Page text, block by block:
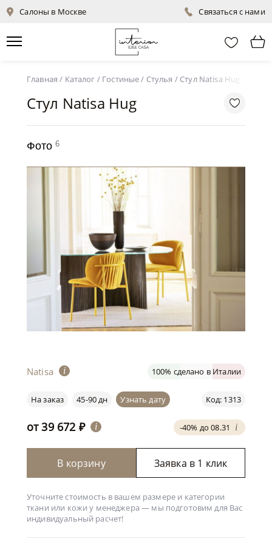
Салоны в Москве Связаться с нами
Главная / Каталог / Гостиные/ Стулья / Стул Natisa Hug
Стул Natisa Hug
Фото 6
Natisa i 100% сделано в Италии
Код: 1313
На заказ 45-90 дн Узнать дату
-40% до 08.31 i
от39 672 ₽ i
В корзину Заявка в 1 клик
Уточните стоимость в вашем размере и категории
ткани или кожи у менеджера — мы подготовим для Вас
индивидуальный расчет!